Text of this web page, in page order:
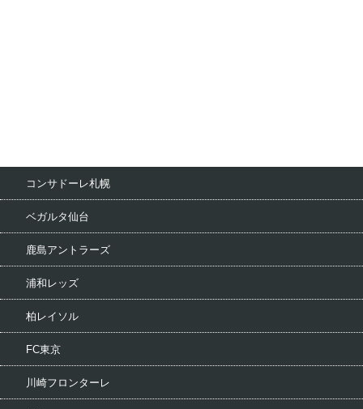
コンサドーレ札幌
ベガルタ仙台
鹿島アントラーズ
浦和レッズ
柏レイソル
FC東京
川崎フロンターレ